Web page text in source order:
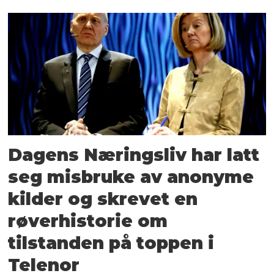
Dagens Næringsliv har latt
seg misbruke av anonyme
kilder og skrevet en
røverhistorie om
tilstanden på toppen i
Telenor